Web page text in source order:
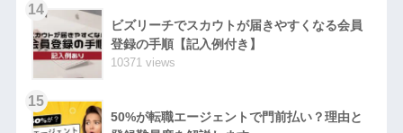
14
ビズリーチでスカウトが届きやすくなる会員
登録の手順【記入例付き】
10371 views
15
50%が転職エージェントで門前払い？理由と